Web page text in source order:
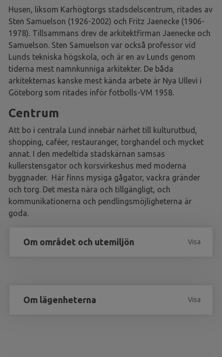
Husen, liksom Karhögtorgs stadsdelscentrum, ritades av
Sten Samuelson (1926-2002) och Fritz Jaenecke (1906-
1978). Tillsammans drev de arkitektfirman Jaenecke och
Samuelson. Sten Samuelson var också professor vid
Lunds tekniska högskola, och är en av Lunds genom
tiderna mest namnkunniga arkitekter. De båda
arkitekternas kanske mest kända arbete är Nya Ullevi i
Göteborg som ritades inför fotbolls-VM 1958.
Centrum
Att bo i centrala Lund innebär närhet till kulturutbud,
shopping, caféer, restauranger, torghandel och mycket
annat. I den medeltida stadskärnan samsas
kullerstensgator och korsvirkeshus med moderna
byggnader. Här finns mysiga gågator, vackra gränder
och torg. Det mesta nära och tillgängligt, och
kommunikationerna och pendlingsmöjligheterna är
goda.
Om området och utemiljön Visa
Om lägenheterna Visa